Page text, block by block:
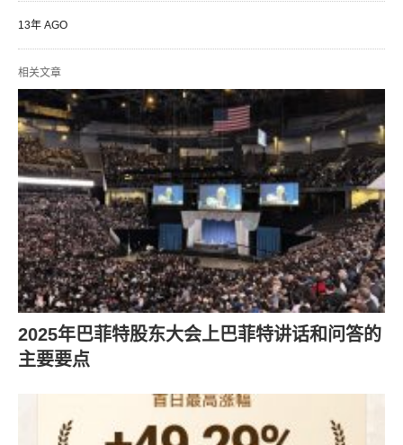
13年 AGO
相关文章
2025年巴菲特股东大会上巴菲特讲话和问答的
主要要点